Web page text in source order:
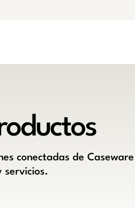
conectadas de
servicios.